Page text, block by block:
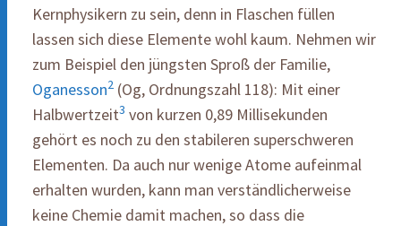
Kernphysikern zu sein, denn in Flaschen füllen
lassen sich diese Elemente wohl kaum. Nehmen wir
zum Beispiel den jüngsten Sproß der Familie,
Oganesson2 (Og, Ordnungszahl 118): Mit einer
Halbwertzeit3 von kurzen 0,89 Millisekunden
gehört es noch zu den stabileren superschweren
Elementen. Da auch nur wenige Atome aufeinmal
erhalten wurden, kann man verständlicherweise
keine Chemie damit machen, so dass die